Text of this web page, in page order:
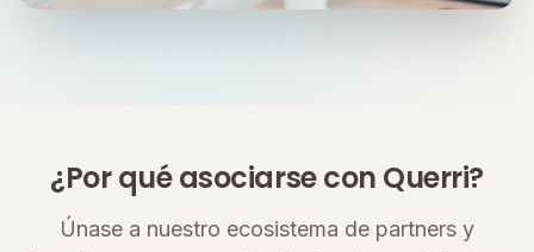
¿Por qué asociarse con Querri?
Únase a nuestro ecosistema de partners y